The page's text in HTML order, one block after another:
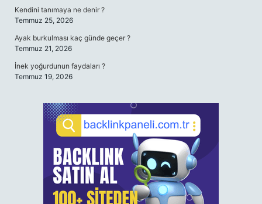
Kendini tanımaya ne denir ?
Temmuz 25, 2026
Ayak burkulması kaç günde geçer ?
Temmuz 21, 2026
İnek yoğurdunun faydaları ?
Temmuz 19, 2026